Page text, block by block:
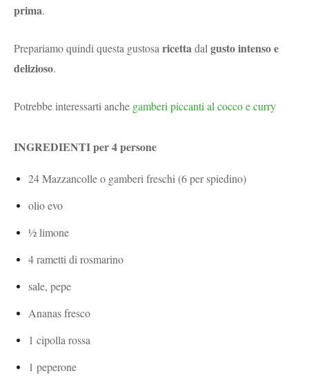
prima.
Prepariamo quindi questa gustosa ricettadal gusto intenso e
delizioso.
Potrebbe interessarti anche gamberi piccanti al cocco e curry
INGREDIENTI per 4 persone
24 Mazzancolle o gamberi freschi (6 per spiedino)
olio evo
½ limone
4 rametti di rosmarino
sale, pepe
Ananas fresco
1 cipolla rossa
1 peperone